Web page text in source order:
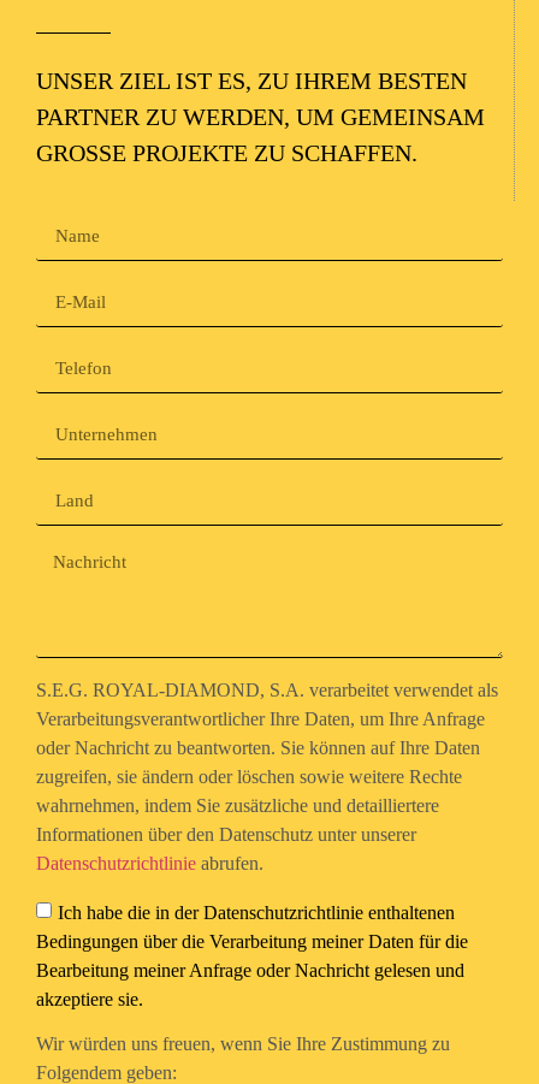
UNSER ZIEL IST ES, ZU IHREM BESTEN
PARTNER ZU WERDEN, UM GEMEINSAM
GROSSE PROJEKTE ZU SCHAFFEN.
S.E.G. ROYAL-DIAMOND, S.A. verarbeitet verwendet als
Verarbeitungsverantwortlicher Ihre Daten, um Ihre Anfrage
oder Nachricht zu beantworten. Sie können auf Ihre Daten
zugreifen, sie ändern oder löschen sowie weitere Rechte
wahrnehmen, indem Sie zusätzliche und detailliertere
Informationen über den Datenschutz unter unserer
Datenschutzrichtlinie abrufen.
Ich habe die in der Datenschutzrichtlinie enthaltenen
Bedingungen über die Verarbeitung meiner Daten für die
Bearbeitung meiner Anfrage oder Nachricht gelesen und
akzeptiere sie.
Wir würden uns freuen, wenn Sie Ihre Zustimmung zu
Folgendem geben: